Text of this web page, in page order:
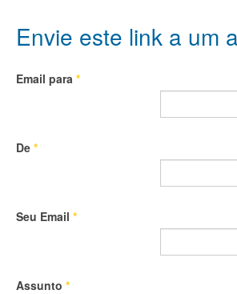
Envie este link a um
Email para *
De *
Seu Email *
Assunto *